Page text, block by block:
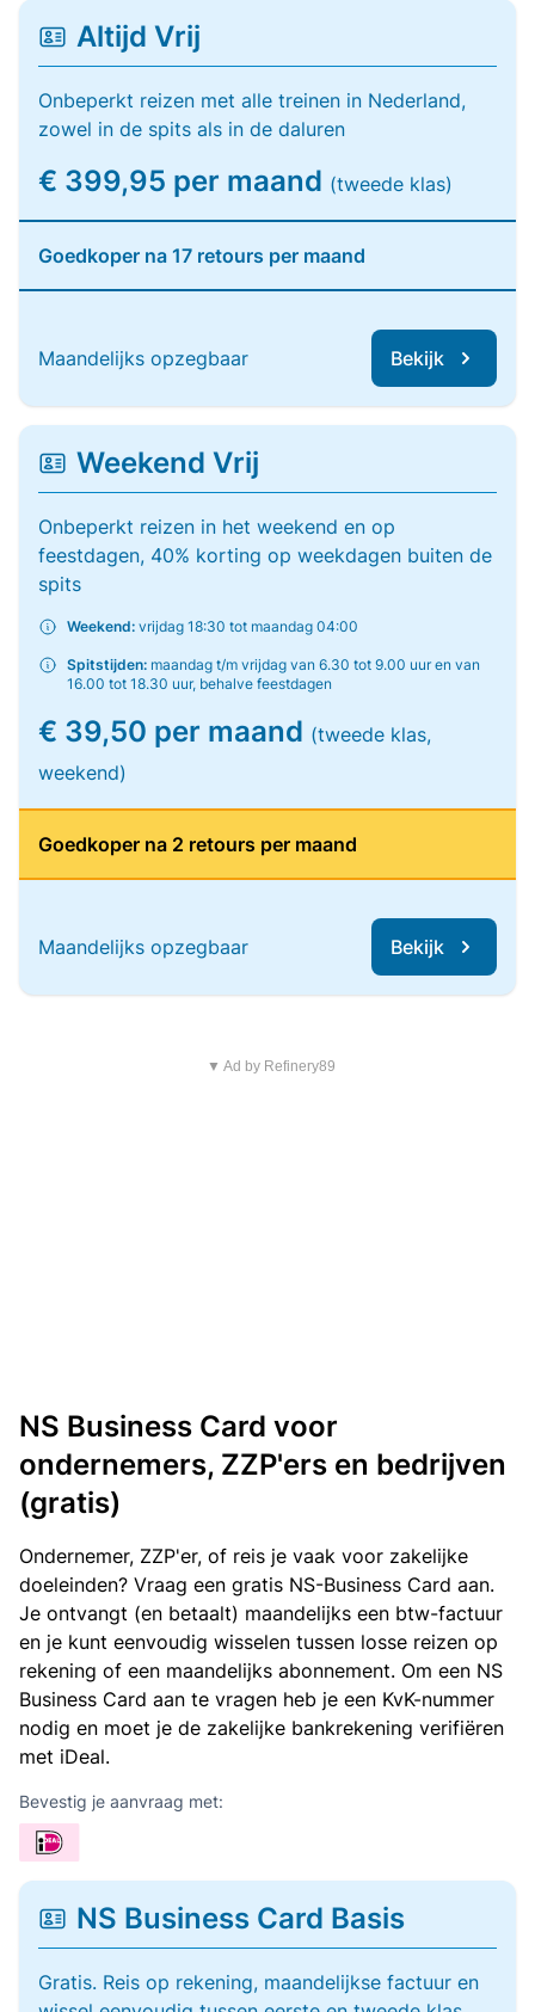
Altijd Vrij
Onbeperkt reizen met alle treinen in Nederland,
zowel in de spits als in de daluren
€ 399,95 per maand (tweede klas)
Goedkoper na 17 retours per maand
Maandelijks opzegbaar Bekijk
Weekend Vrij
Onbeperkt reizen in het weekend en op
feestdagen, 40% korting op weekdagen buiten de
spits
Weekend: vrijdag 18:30 tot maandag 04:00
Spitstijden: maandag t/m vrijdag van 6.30 tot 9.00 uur en van
16.00 tot 18.30 uur, behalve feestdagen
€ 39,50 per maand (tweede klas,
weekend)
Goedkoper na 2 retours per maand
Maandelijks opzegbaar Bekijk
▼ Ad by Refinery89
NS Business Card voor
ondernemers, ZZP'ers en bedrijven
(gratis)
Ondernemer, ZZP'er, of reis je vaak voor zakelijke
doeleinden? Vraag een gratis NS-Business Card aan.
Je ontvangt (en betaalt) maandelijks een btw-factuur
en je kunt eenvoudig wisselen tussen losse reizen op
rekening of een maandelijks abonnement. Om een NS
Business Card aan te vragen heb je een KvK-nummer
nodig en moet je de zakelijke bankrekening verifiëren
met iDeal.
Bevestig je aanvraag met:
NS Business Card Basis
Gratis. Reis op rekening, maandelijkse factuur en